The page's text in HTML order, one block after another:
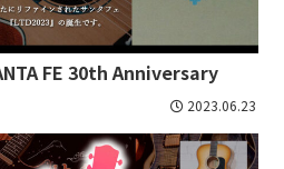
FE 30th Anniversary
2023.06.23